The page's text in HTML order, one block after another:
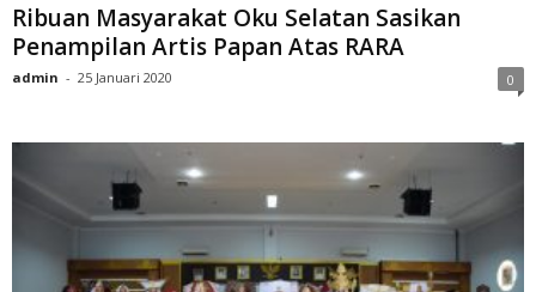
Ribuan Masyarakat Oku Selatan Sasikan
Penampilan Artis Papan Atas RARA
admin - 25 Januari 2020 0